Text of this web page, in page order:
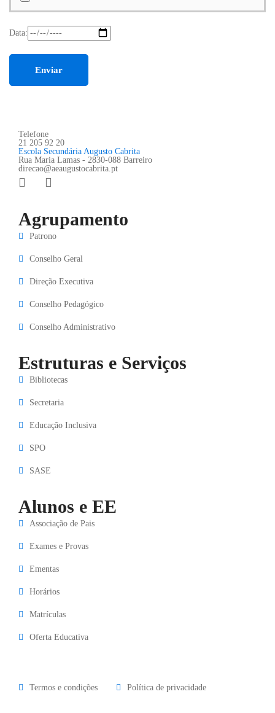
Data:
Telefone
21 205 92 20
Escola Secundária Augusto Cabrita
Rua Maria Lamas - 2830-088 Barreiro
direcao@aeaugustocabrita.pt
Agrupamento
Patrono
Conselho Geral
Direção Executiva
Conselho Pedagógico
Conselho Administrativo
Estruturas e Serviços
Bibliotecas
Secretaria
Educação Inclusiva
SPO
SASE
Alunos e EE
Associação de Pais
Exames e Provas
Ementas
Horários
Matrículas
Oferta Educativa
Termos e condições Política de privacidade